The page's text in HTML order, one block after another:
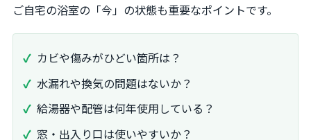
ご自宅の浴室の「今」の状態も重要なポイントです。
カビや傷みがひどい箇所は？
水漏れや換気の問題はないか？
給湯器や配管は何年使用している？
窓・出入り口は使いやすいか？